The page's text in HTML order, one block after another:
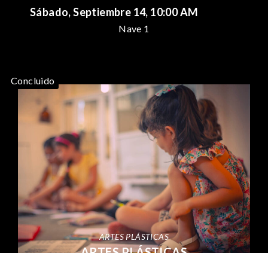
Sábado, Septiembre 14, 10:00 AM
Nave 1
Concluido
ARTES PLÁSTICAS